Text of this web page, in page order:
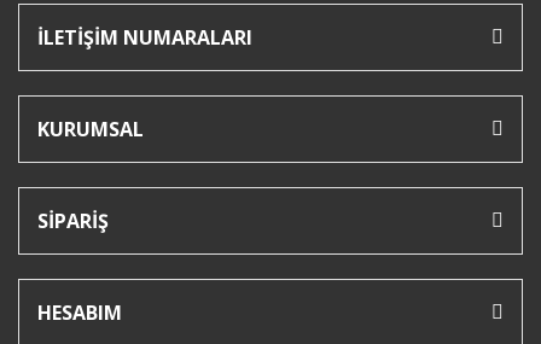
İLETİŞİM NUMARALARI
KURUMSAL
SİPARİŞ
HESABIM